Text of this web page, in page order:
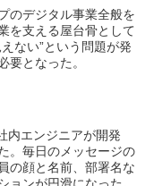
のデジタル事業全般を
を支える屋台骨として
ない”という問題が発
要となった。
内エンジニアが開発
。毎日のメッセージの
の顔と名前、部署名な